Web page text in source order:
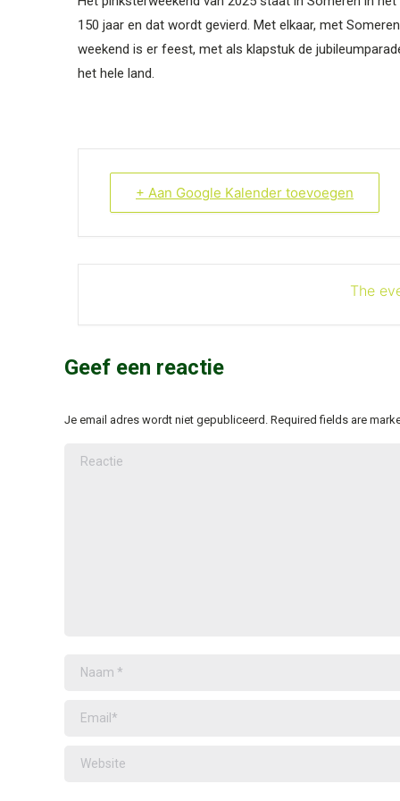
150 jaar en dat wordt gevierd. Met elkaar, met
weekend is er feest, met als klapstuk de
het hele land.
+ Aan Google Kalender toevoegen
The
Geef een reactie
Je email adres wordt niet gepubliceerd. Required fields are
Reactie
Naam *
Email *
Website